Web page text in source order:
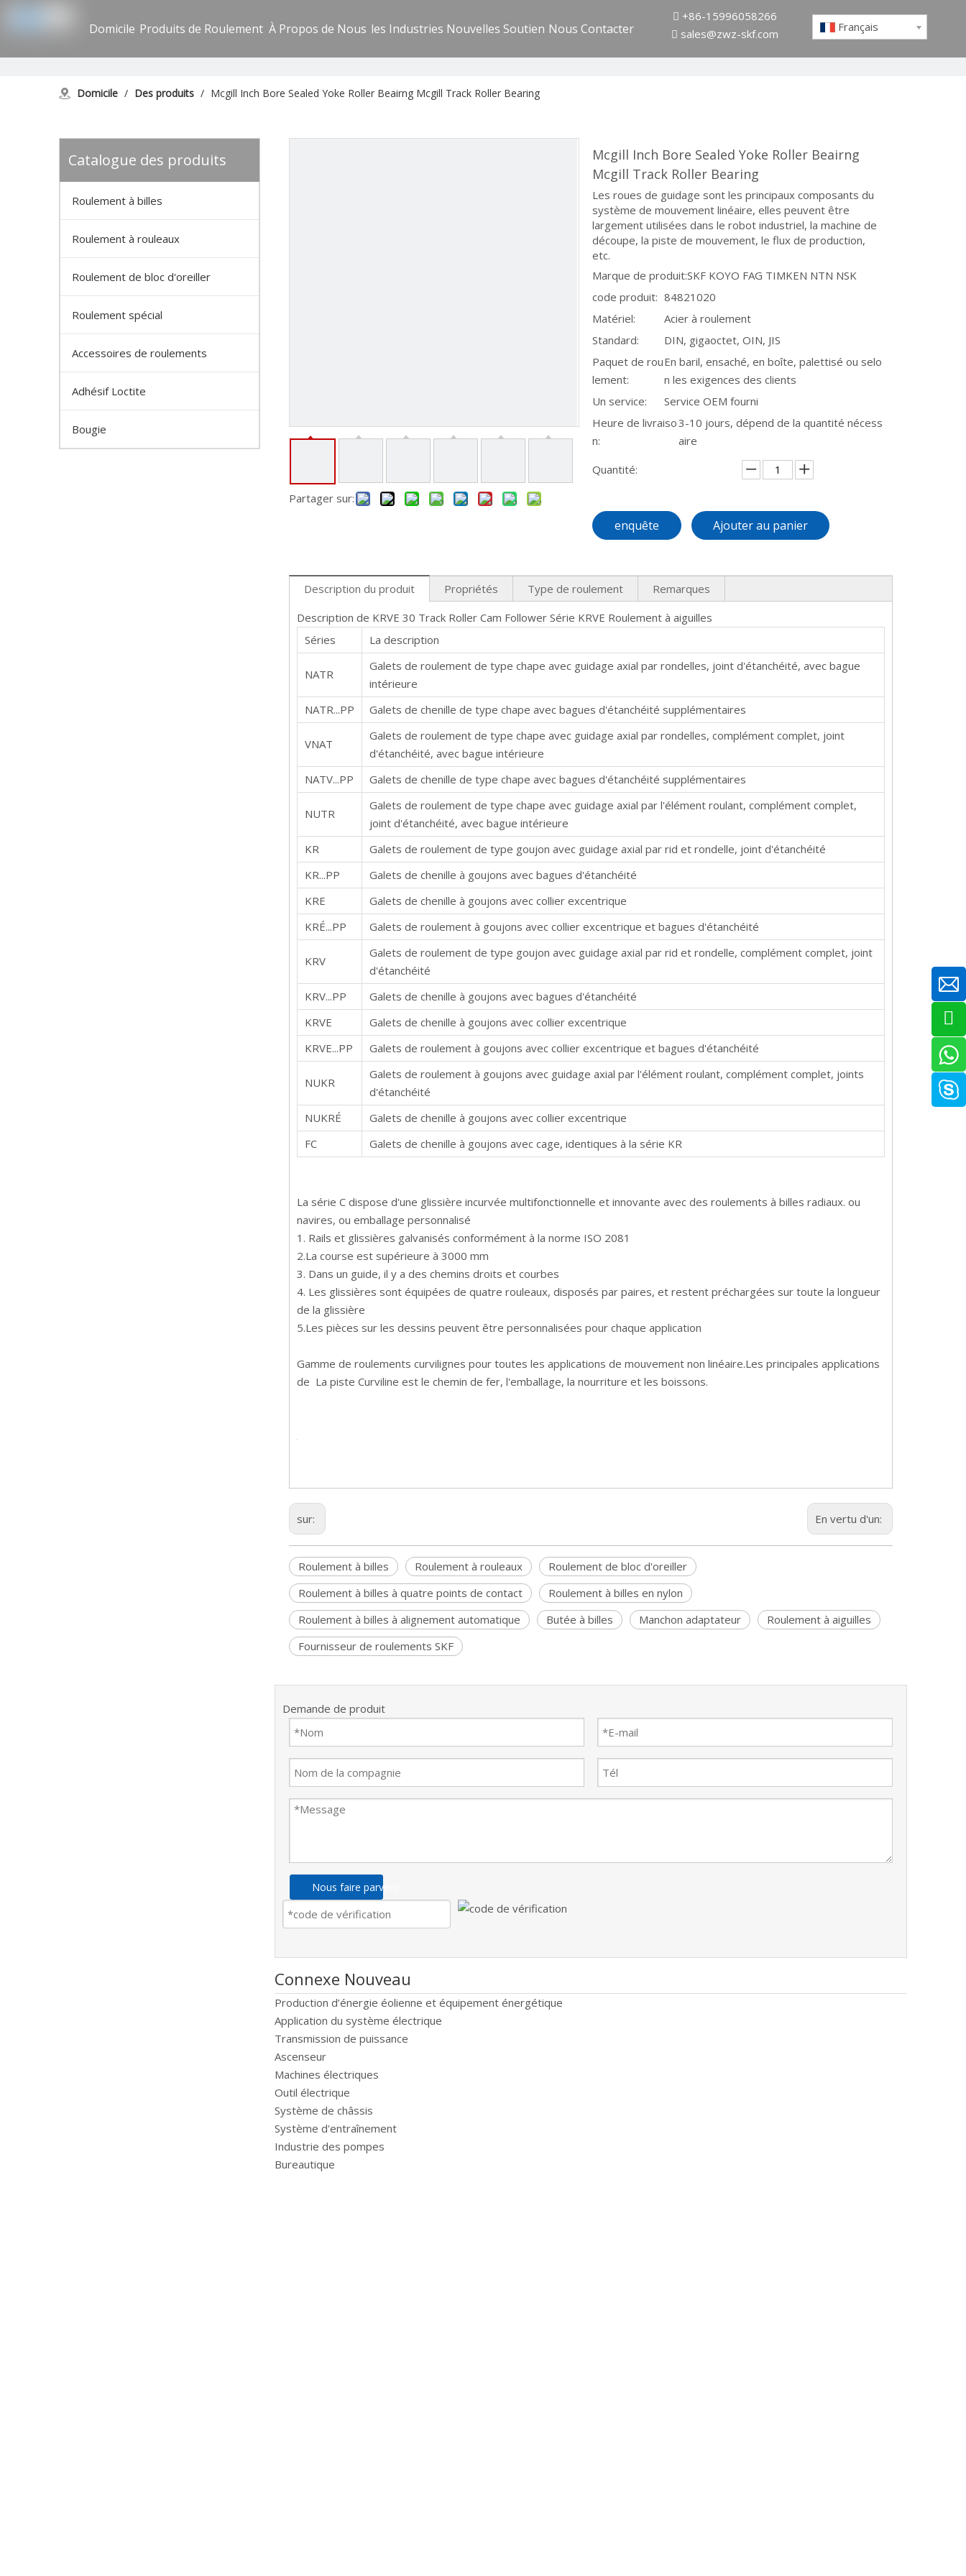
Domicile Produits de Roulement À Propos de Nous les Industries Nouvelles Soutien Nous Contacter
 +86-15996058266
 sales@zwz-skf.com Français
Domicile / Des produits / Mcgill Inch Bore Sealed Yoke Roller Beairng Mcgill Track Roller Bearing
Catalogue des produits
Roulement à billes
Roulement à rouleaux
Roulement de bloc d'oreiller
Roulement spécial
Accessoires de roulements
Adhésif Loctite
Bougie
Partager sur:
Mcgill Inch Bore Sealed Yoke Roller Beairng
Mcgill Track Roller Bearing
Les roues de guidage sont les principaux composants du
système de mouvement linéaire, elles peuvent être
largement utilisées dans le robot industriel, la machine de
découpe, la piste de mouvement, le flux de production,
etc.
Marque de produit:SKF KOYO FAG TIMKEN NTN NSK
code produit: 84821020
Matériel:
Acier à roulement
Standard:
DIN, gigaoctet, OIN, JIS
Paquet de rou
lement:
En baril, ensaché, en boîte, palettisé ou selo
n les exigences des clients
Un service:
Service OEM fourni
Heure de livraiso
n:
3-10 jours, dépend de la quantité nécess
aire
Quantité:
enquête Ajouter au panier
Description du produit Propriétés Type de roulement
Remarques
Description de KRVE 30 Track Roller Cam Follower Série KRVE Roulement à aiguilles
Séries
La description
NATR
Galets de roulement de type chape avec guidage axial par rondelles, joint d'étanchéité, avec bague
intérieure
NATR...PP
Galets de chenille de type chape avec bagues d'étanchéité supplémentaires
VNAT
Galets de roulement de type chape avec guidage axial par rondelles, complément complet, joint
d'étanchéité, avec bague intérieure
NATV...PP
Galets de chenille de type chape avec bagues d'étanchéité supplémentaires
NUTR
Galets de roulement de type chape avec guidage axial par l'élément roulant, complément complet,
joint d'étanchéité, avec bague intérieure
KR
Galets de roulement de type goujon avec guidage axial par rid et rondelle, joint d'étanchéité
KR...PP
Galets de chenille à goujons avec bagues d'étanchéité
KRE
Galets de chenille à goujons avec collier excentrique
KRÉ...PP
Galets de roulement à goujons avec collier excentrique et bagues d'étanchéité
KRV
Galets de roulement de type goujon avec guidage axial par rid et rondelle, complément complet, joint
d'étanchéité
KRV...PP
Galets de chenille à goujons avec bagues d'étanchéité
KRVE
Galets de chenille à goujons avec collier excentrique
KRVE...PP
Galets de roulement à goujons avec collier excentrique et bagues d'étanchéité
NUKR
Galets de roulement à goujons avec guidage axial par l'élément roulant, complément complet, joints
d'étanchéité
NUKRÉ
Galets de chenille à goujons avec collier excentrique
FC
Galets de chenille à goujons avec cage, identiques à la série KR
La série C dispose d'une glissière incurvée multifonctionnelle et innovante avec des roulements à billes radiaux. ou
navires, ou emballage personnalisé
1. Rails et glissières galvanisés conformément à la norme ISO 2081
2.La course est supérieure à 3000 mm
3. Dans un guide, il y a des chemins droits et courbes
4. Les glissières sont équipées de quatre rouleaux, disposés par paires, et restent préchargées sur toute la longueur
de la glissière
5.Les pièces sur les dessins peuvent être personnalisées pour chaque application
Gamme de roulements curvilignes pour toutes les applications de mouvement non linéaire.Les principales applications
de La piste Curviline est le chemin de fer, l'emballage, la nourriture et les boissons.
sur: En vertu d'un:
Roulement à billes Roulement à rouleaux
Roulement de bloc d'oreiller
Roulement à billes à quatre points de contact
Roulement à billes en nylon
Roulement à billes à alignement automatique
Butée à billes Manchon adaptateur
Roulement à aiguilles
Fournisseur de roulements SKF
Demande de produit
Nous faire parvenir
Connexe Nouveau
Production d’énergie éolienne et équipement énergétique
Application du système électrique
Transmission de puissance
Ascenseur
Machines électriques
Outil électrique
Système de châssis
Système d'entraînement
Industrie des pompes
Bureautique